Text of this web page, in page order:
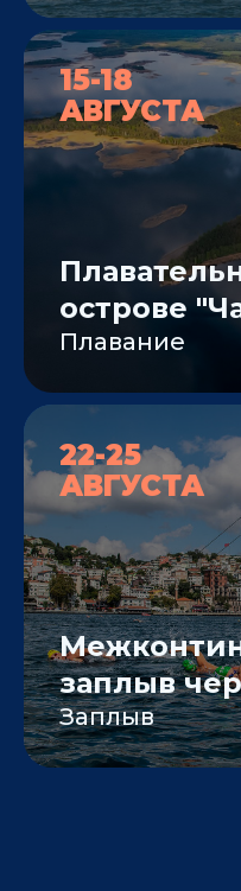
15-18
АВГУСТА
острове
Плавание
22-25
АВГУСТА
заплыв
Заплыв